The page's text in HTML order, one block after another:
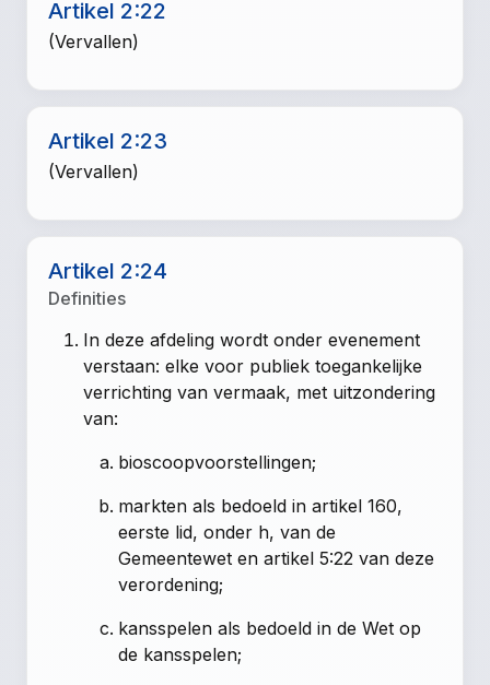
Artikel 2:22
(Vervallen)
Artikel 2:23
(Vervallen)
Artikel 2:24
Definities
In deze afdeling wordt onder evenement
verstaan: elke voor publiek toegankelijke
verrichting van vermaak, met uitzondering
van:
bioscoopvoorstellingen;
markten als bedoeld in artikel 160,
eerste lid, onder h, van de
Gemeentewet en artikel 5:22 van deze
verordening;
kansspelen als bedoeld in de Wet op
de kansspelen;